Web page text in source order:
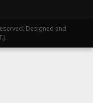
Designed and